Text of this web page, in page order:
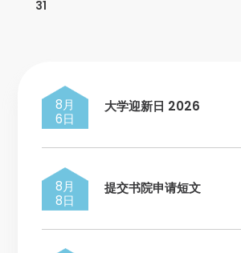
31
8月
6日
大学迎新日 2026
8月
8日
提交书院申请短文